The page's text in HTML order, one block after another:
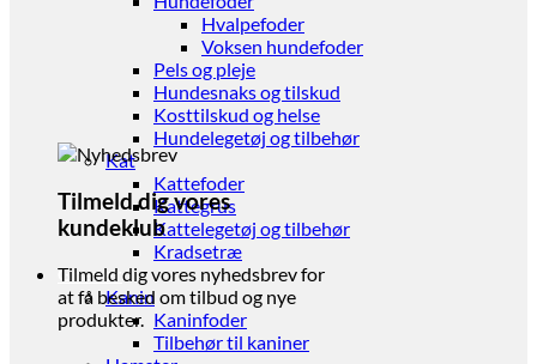
Hvalpefoder
Voksen hundefoder
Pels og pleje
Hundesnaks og tilskud
Kosttilskud og helse
Hundelegetøj og tilbehør
Kat
Kattefoder
Kattegrus
Kattelegetøj og tilbehør
Kradsetræ
Gnaver
Kanin
Kaninfoder
Tilbehør til kaniner
Tilmeld dig vores
kundeklub
Tilmeld dig vores nyhedsbrev for
at få besked om tilbud og nye
produkter.